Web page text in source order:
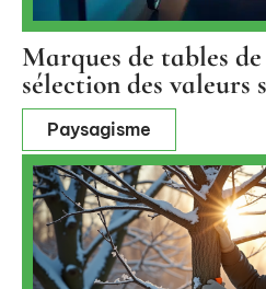
Marques de tables
sélection des valeurs
Paysagisme